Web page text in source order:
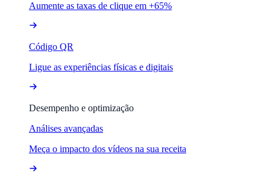
Aumente as taxas de clique em +65%
Código QR
Ligue as experiências físicas e digitais
Desempenho e optimização
Análises avançadas
Meça o impacto dos vídeos na sua receita